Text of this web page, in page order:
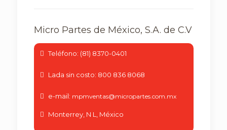
Micro Partes de México, S.A. de C.V
Teléfono: (81) 8370-0401
Lada sin costo: 800 836 8068
e-mail: mpmventas@micropartes.com.mx
Monterrey, N L, México